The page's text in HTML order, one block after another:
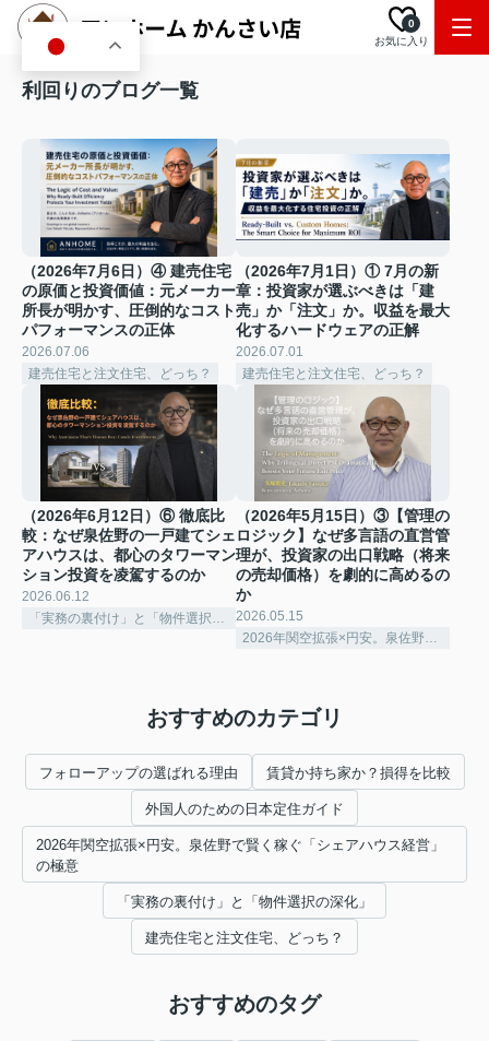
お気に入り
0
利回りのブログ一覧
（2026年7月6日）④ 建売住宅
の原価と投資価値：元メーカー
所長が明かす、圧倒的なコスト
パフォーマンスの正体
2026.07.06
建売住宅と注文住宅、どっち？
（2026年7月1日）① 7月の新
章：投資家が選ぶべきは「建
売」か「注文」か。収益を最大
化するハードウェアの正解
2026.07.01
建売住宅と注文住宅、どっち？
（2026年6月12日）⑥ 徹底比
較：なぜ泉佐野の一戸建てシェ
アハウスは、都心のタワーマン
ション投資を凌駕するのか
2026.06.12
「実務の裏付け」と「物件選択の深化」
（2026年5月15日）③【管理の
ロジック】なぜ多言語の直営管
理が、投資家の出口戦略（将来
の売却価格）を劇的に高めるの
か
2026.05.15
2026年関空拡張×円安。泉佐野で賢く稼ぐ「シェアハウス経営」の極意
おすすめのカテゴリ
フォローアップの選ばれる理由 賃貸か持ち家か？損得を比較
外国人のための日本定住ガイド
2026年関空拡張×円安。泉佐野で賢く稼ぐ「シェアハウス経営」
の極意
「実務の裏付け」と「物件選択の深化」
建売住宅と注文住宅、どっち？
おすすめのタグ